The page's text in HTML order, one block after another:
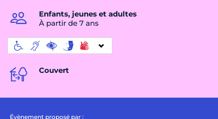
Enfants, jeunes et adultes
À partir de 7 ans
Couvert
Évènement proposé par :